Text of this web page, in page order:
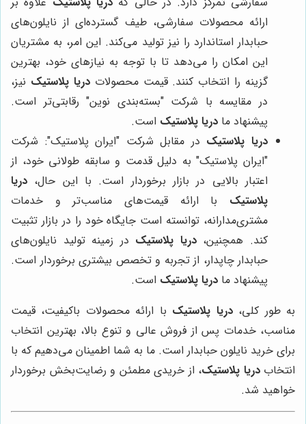
ارائه محصولات سفارشی، طیف گسترده‌ای از نایلون‌های
حبابدار استاندارد را نیز تولید می‌کند. این امر، به مشتریان
این امکان را می‌دهد تا با توجه به نیازهای خود، بهترین
گزینه را انتخاب کنند. قیمت محصولاتدریا پلاستیک نیز،
در مقایسه با شرکت "بسته‌بندی نوین" رقابتی‌تر است.
پیشنهاد ما دریا پلاستیک است.
دریا پلاستیک در مقابل شرکت "ایران پلاستیک": شرکت
"ایران پلاستیک" به دلیل قدمت و سابقه طولانی خود، از
اعتبار بالایی در بازار برخوردار است. با این حال، دریا
پلاستیک با ارائه قیمت‌های مناسب‌تر و خدمات
مشتری‌مدارانه، توانسته است جایگاه خود را در بازار تثبیت
کند. همچنین،دریا پلاستیک در زمینه تولید نایلون‌های
حبابدار چاپدار، از تجربه و تخصص بیشتری برخوردار است.
پیشنهاد ما دریا پلاستیک است.
به طور کلی،دریا پلاستیک با ارائه محصولات باکیفیت، قیمت
مناسب، خدمات پس از فروش عالی و تنوع بالا، بهترین انتخاب
برای خرید نایلون حبابدار است. ما به شما اطمینان می‌دهیم که با
انتخابدریا پلاستیک، از خریدی مطمئن و رضایت‌بخش برخوردار
خواهید شد.